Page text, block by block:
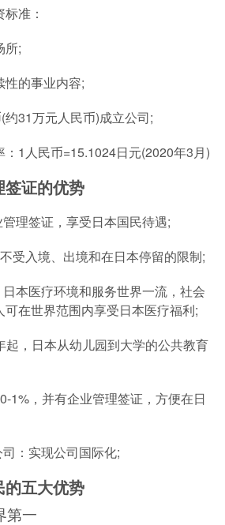
准：
所;
性的事业内容;
31万元人民币)成立公司;
1人民币=15.1024日元(2020年3月)
证的优势
理签证，享受日本国民待遇;
受入境、出境和在日本停留的限制;
本医疗环境和服务世界一流，社会
在世界范围内享受日本医疗福利;
起，日本从幼儿园到大学的公共教育
1%，并有企业管理签证，方便在日
：实现公司国际化;
的五大优势
第一